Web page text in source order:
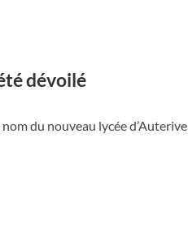
dévoilé
du nouveau lycée d’Auterive